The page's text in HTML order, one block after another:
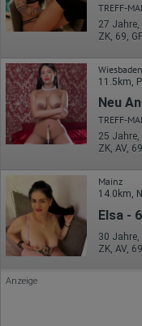
Ort der Verarbeitung:
Europäische Union
Rechtliche Grundlage
Art. 6 Abs. 1 S. 1 lit. a
TREFF-
ZK, 69,
11.5km,
Neu
TREFF-
ZK, AV,
Mainz
14.0km,
Elsa -
ZK, AV,
Anzeige